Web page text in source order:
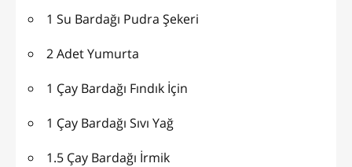
1 Su Bardağı Pudra Şekeri
2 Adet Yumurta
1 Çay Bardağı Fındık İçin
1 Çay Bardağı Sıvı Yağ
1.5 Çay Bardağı İrmik